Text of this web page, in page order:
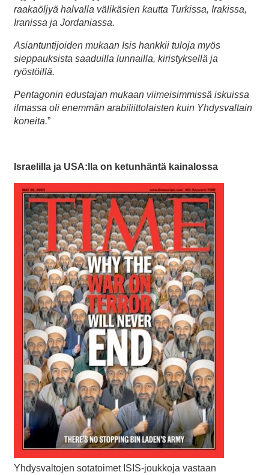
raakaöljyä halvalla välikäsien kautta Turkissa, Irakissa,
Iranissa ja Jordaniassa.
Asiantuntijoiden mukaan Isis hankkii tuloja myös
sieppauksista saaduilla lunnailla, kiristyksellä ja
ryöstöillä.
Pentagonin edustajan mukaan viimeisimmissä iskuissa
ilmassa oli enemmän arabiliittolaisten kuin Yhdysvaltain
koneita.”
Israelilla ja USA:lla on ketunhäntä kainalossa
Yhdysvaltojen sotatoimet ISIS-joukkoja vastaan